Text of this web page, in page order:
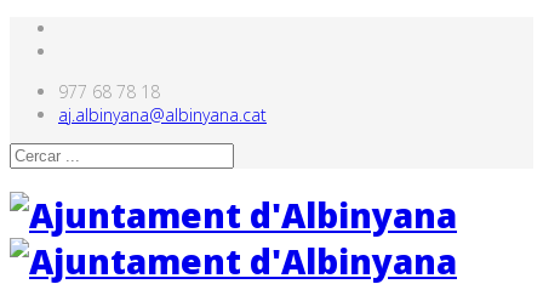
977 68 78 18
aj.albinyana@albinyana.cat